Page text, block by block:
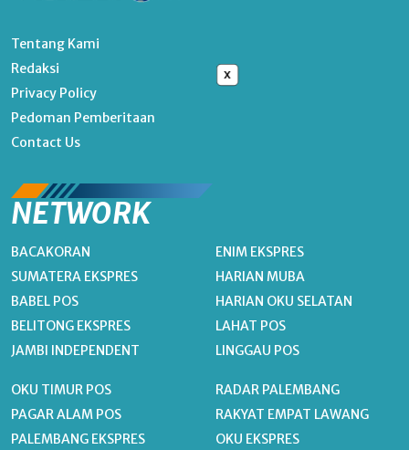
x
Tentang Kami
Redaksi
Privacy Policy
Pedoman Pemberitaan
Contact Us
NETWORK
BACAKORAN
SUMATERA EKSPRES
BABEL POS
BELITONG EKSPRES
JAMBI INDEPENDENT
ENIM EKSPRES
HARIAN MUBA
HARIAN OKU SELATAN
LAHAT POS
LINGGAU POS
OKU TIMUR POS
PAGAR ALAM POS
PALEMBANG EKSPRES
RADAR PALEMBANG
RAKYAT EMPAT LAWANG
OKU EKSPRES